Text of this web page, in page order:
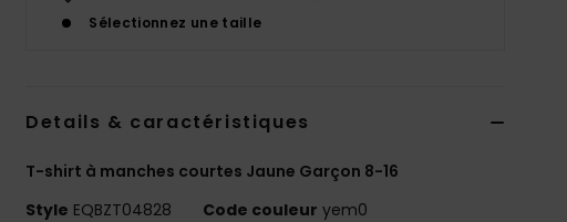
Sélectionnez une taille
Details & caractéristiques
T-shirt à manches courtes Jaune Garçon 8-16
Style EQBZT04828 Code couleur yem0